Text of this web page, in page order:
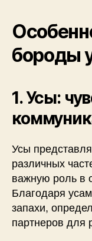
бороды
1. Усы:
Усы
различных
важную роль в
Благодаря
запахи,
партнеров для